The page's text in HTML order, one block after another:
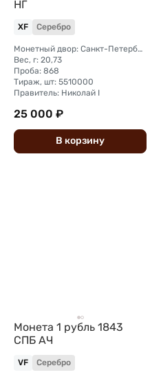
НГ
XF Серебро
Монетный двор: Санкт-Петербургский монетный двор
Вес, г: 20,73
Проба: 868
Тираж, шт: 5510000
Правитель: Николай I
25 000 ₽
В корзину
Монета 1 рубль 1843
СПБ АЧ
VF Серебро